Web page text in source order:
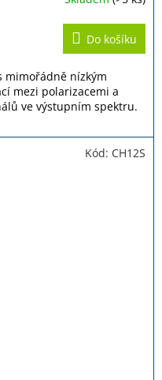
Do košíku
mimořádně nízkým
mezi polarizacemi a
ve výstupním spektru.
Kód: CH12S